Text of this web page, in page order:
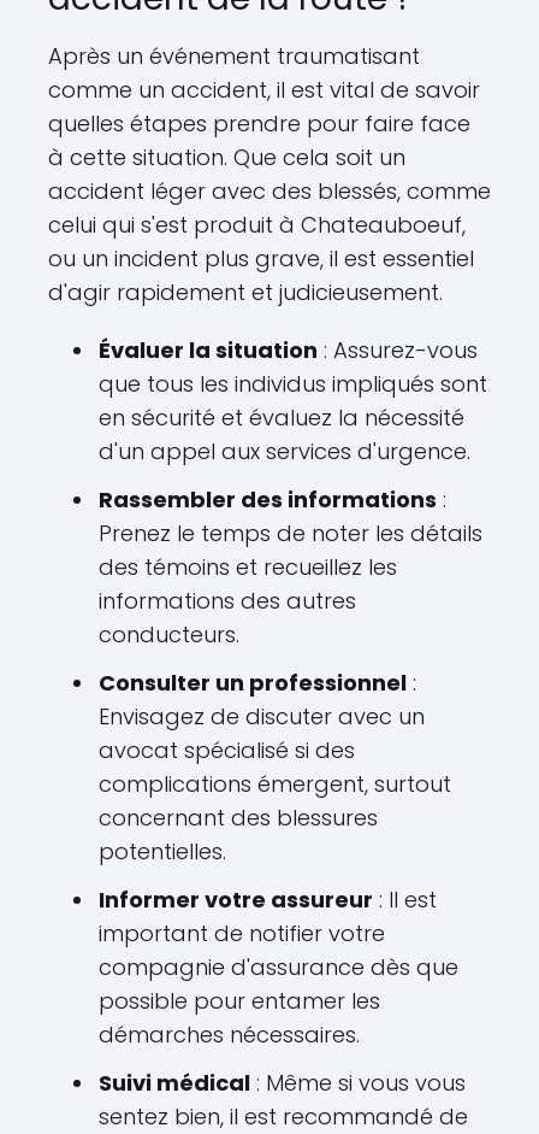
Après un événement traumatisant
comme un accident, il est vital de savoir
quelles étapes prendre pour faire face
à cette situation. Que cela soit un
accident léger avec des blessés, comme
celui qui s'est produit à Chateauboeuf,
ou un incident plus grave, il est essentiel
d'agir rapidement et judicieusement.
Évaluer la situation : Assurez-vous
que tous les individus impliqués sont
en sécurité et évaluez la nécessité
d'un appel aux services d'urgence.
Rassembler des informations :
Prenez le temps de noter les détails
des témoins et recueillez les
informations des autres
conducteurs.
Consulter un professionnel :
Envisagez de discuter avec un
avocat spécialisé si des
complications émergent, surtout
concernant des blessures
potentielles.
Informer votre assureur : Il est
important de notifier votre
compagnie d'assurance dès que
possible pour entamer les
démarches nécessaires.
Suivi médical : Même si vous vous
sentez bien, il est recommandé de